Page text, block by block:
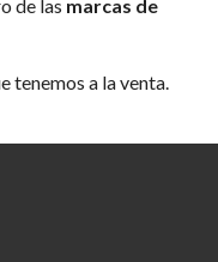
de las marcas de
tenemos a la venta.